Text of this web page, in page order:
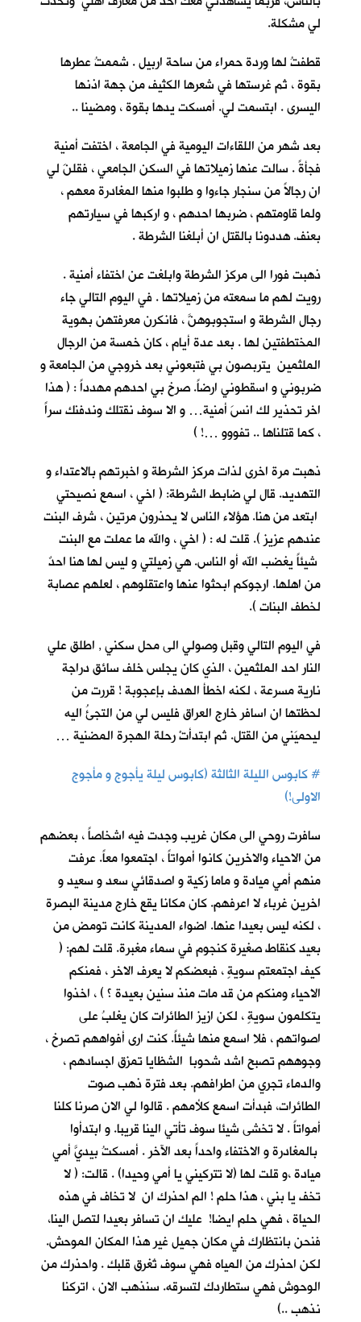
لي مشكلة.
قطفتُ لها وردة حمراء من ساحة اربيل . شممتُ عطرها
بقوة ، ثم غرستها في شعرها الكثيف من جهة اذنها
اليسرى . ابتسمت لي. أمسكت يدها بقوة ، ومضينا ..
بعد شهر من اللقاءات اليومية في الجامعة ، اختفت أمنية
فجأةً . سالت عنها زميلاتها في السكن الجامعي ، فقلنَ لي
ان رجالاً من سنجار جاءوا و طلبوا منها المغادرة معهم ،
ولما قاومتهم ، ضربها احدهم ، و اركبها في سيارتهم
بعنف. هددونا بالقتل ان أبلغنا الشرطة .
ذهبت فورا الى مركز الشرطة وابلغت عن اختفاء أمنية .
رويت لهم ما سمعته من زميلاتها . في اليوم التالي جاء
رجال الشرطة و استجوبوهنَّ ، فانكرن معرفتهن بهوية
المختطفتين لها . بعد عدة أيام ، كان خمسة من الرجال
الملثمين يتربصون بي فتبعوني بعد خروجي من الجامعة و
ضربوني و اسقطوني ارضاً. صرخ بي احدهم مهدداً : ( هذا
اخر تحذير لك انسَ أمنية… و الا سوف نقتلك وندفنك سراً
، كما قتلناها .. تفووو …! )
ذهبت مرة اخرى لذات مركز الشرطة و اخبرتهم بالاعتداء و
التهديد. قال لي ضابط الشرطة: ( اخي ، اسمع نصيحتي
ابتعد من هنا. هؤلاء الناس لا يحذرون مرتين ، شرف البنت
عندهم عزيز ). قلت له : ( اخي ، والله ما عملت مع البنت
شيئاً يغضب الله أو الناس. هي زميلتي و ليس لها هنا احدٌ
من اهلها. ارجوكم ابحثوا عنها واعتقلوهم ، لعلهم عصابة
لخطف البنات ).
في اليوم التالي وقبل وصولي الى محل سكني , اطلق علي
النار احد الملثمين ، الذي كان يجلس خلف سائق دراجة
نارية مسرعة ، لكنه اخطأ الهدف بإعجوبة ! قررت من
لحظتها ان اسافر خارج العراق فليس لي من التجئُ اليه
ليحميَني من القتل. ثم ابتدأتْ رحلة الهجرة المضنية …
#كابوس الليلة الثالثة (كابوس ليلة يأجوج و مأجوج
الاولى!)
سافرت روحي الى مكان غريب وجدت فيه اشخاصاً ، بعضهم
من الاحياء والاخرين كانوا أمواتاً ، اجتمعوا معاً. عرفت
منهم أمي ميادة و ماما زكية و اصدقائي سعد و سعيد و
اخرين غرباء لا اعرفهم. كان مكانا يقع خارج مدينة البصرة
، لكنه ليس بعيدا عنها. اضواء المدينة كانت تومض من
بعيد كنقاط صغيرة كنجوم في سماء مغبرة. قلت لهم: (
كيف اجتمعتم سويةٍ ، فبعضكم لا يعرف الاخر ، فمنكم
الاحياء ومنكم من قد مات منذ سنين بعيدة ؟ ) ، اخذوا
يتكلمون سويةٍ ، لكن ازيز الطائرات كان يغلبُ على
اصواتهم ، فلا اسمع منها شيئاً. كنت ارى أفواههم تصرخ ،
وجوههم تصبح اشد شحوبا الشظايا تمزق اجسادهم ،
والدماء تجري من اطرافهم. بعد فترة ذهب صوت
الطائرات، فبدأت اسمع كلأمهم . قالوا لي الان صرنا كلنا
أمواتاً . لا تخشى شيئا سوف تأتي الينا قريبا. و ابتدأوا
بالمغادرة و الاختفاء واحداً بعد الآخر . أمسكتُ بيديَّ أمي
ميادة ،و قلت لها (لا تتركيني يا أمي وحيدا) . قالت: ( لا
تخف يا بني ، هذا حلم ! الم احذرك ان لا تخاف في هذه
الحياة ، فهي حلم ايضا! عليك ان تسافر بعيدا لتصل الينا،
فنحن بانتظارك في مكان جميل غير هذا المكان الموحش.
لكن احذرك من المياه فهي سوف تُغرق قلبك . واحذرك من
الوحوش فهي ستطاردك لتسرقه. سنذهب الان ، اتركنا
نذهب ..)